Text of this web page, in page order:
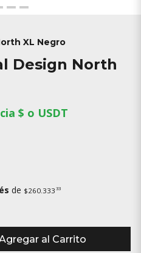
XL Negro
Design North
$ o USDT
de $260.333 33
al Carrito